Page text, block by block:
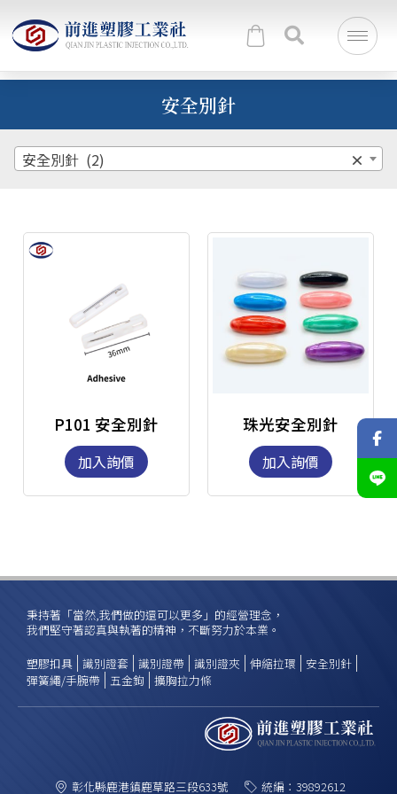
安全別針
×
安全別針 (2)
P101 安全別針
加入詢價
珠光安全別針
加入詢價
秉持著「當然,我們做的還可以更多」的經營理念，
我們堅守著認真與執著的精神，不斷努力於本業。
塑膠扣具 識別證套 識別證帶 識別證夾 伸縮拉環
安全別針
彈簧繩/手腕帶
五金鉤 擴胸拉力條
彰化縣鹿港鎮鹿草路三段633號 統編：39892612